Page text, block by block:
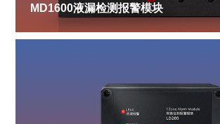
MD1600液漏检测报警模块